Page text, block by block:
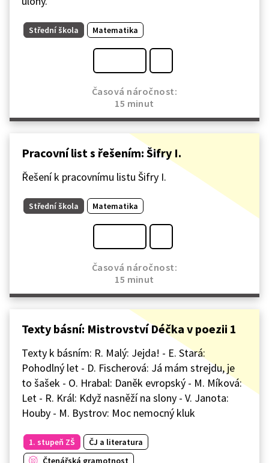
Střední škola Matematika
Časová náročnost:
15 minut
Pracovní list s řešením: Šifry I.
Řešení k pracovnímu listu Šifry I.
Střední škola Matematika
Časová náročnost:
15 minut
Texty básní: Mistrovství Déčka v poezii 1
Texty k básním: R. Malý: Jejda! - E. Stará:
Pohodlný let - D. Fischerová: Já mám strejdu, je
to šašek - O. Hrabal: Daněk evropský - M. Míková:
Let - R. Král: Když nasněží na slony - V. Janota:
Houby - M. Bystrov: Moc nemocný kluk
1. stupeň ZŠ
ČJ a literatura
Čtenářská gramotnost